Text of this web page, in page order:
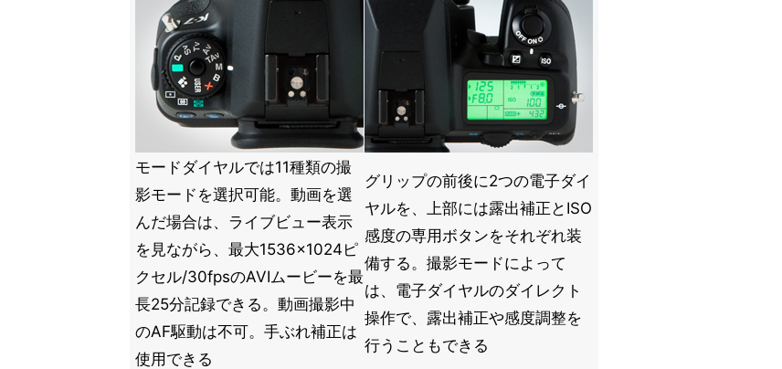
モードダイヤルでは11種類の撮
影モードを選択可能。動画を選
んだ場合は、ライブビュー表示
を見ながら、最大1536×1024ピ
クセル/30fpsのAVIムービーを最
長25分記録できる。動画撮影中
のAF駆動は不可。手ぶれ補正は
使用できる
グリップの前後に2つの電子ダイ
ヤルを、上部には露出補正とISO
感度の専用ボタンをそれぞれ装
備する。撮影モードによって
は、電子ダイヤルのダイレクト
操作で、露出補正や感度調整を
行うこともできる